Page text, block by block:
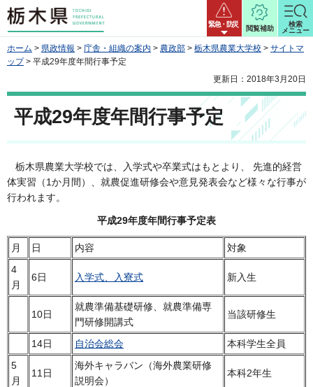
栃木県 緊急・防災
閲覧補助
検索
メニュー
ホーム > 県政情報 > 庁舎・組織の案内 > 農政部 > 栃木県農業大学校 > サイトマ
ップ> 平成29年度年間行事予定
更新日：2018年3月20日
平成29年度年間行事予定
栃木県農業大学校では、入学式や卒業式はもとより、 先進的経営
体実習（1か月間）、就農促進研修会や意見発表会など様々な行事が
行われます。
平成29年度年間行事予定表
月 日 内容
対象
4
月
6日 入学式、入寮式 新入生
10日
就農準備基礎研修、就農準備専
門研修開講式
当該研修生
14日 自治会総会
本科学生全員
5
月
11日
海外キャラバン（海外農業研修
説明会）
本科2年生